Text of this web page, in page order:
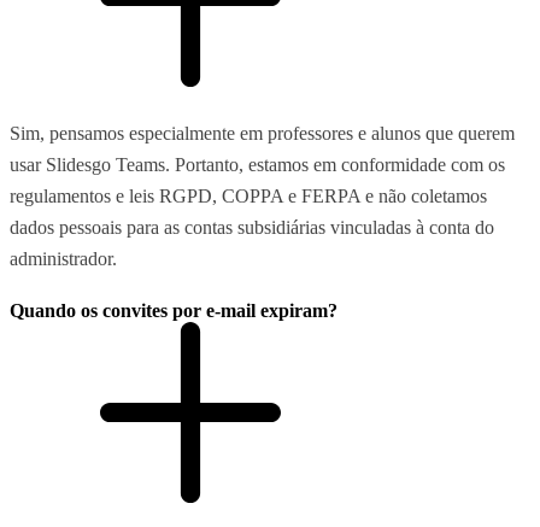
Sim, pensamos especialmente em professores e alunos que querem
usar Slidesgo Teams. Portanto, estamos em conformidade com os
regulamentos e leis RGPD, COPPA e FERPA e não coletamos
dados pessoais para as contas subsidiárias vinculadas à conta do
administrador.
Quando os convites por e-mail expiram?